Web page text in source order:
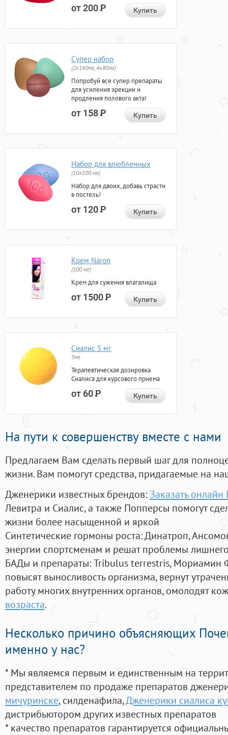
от 200Р Купить
Супер набор
(2х160мг, 4х80мг)
Попробуй все супер препараты
для усиления эрекции и
продления полового акта!
от 158Р Купить
Набор для влюбленных
(10х100 мг)
Набор для двоих, добавь страсти
в постель!
от 120Р Купить
Крем Naron
(100 мг)
Крем для сужения влагалища
от 1500Р Купить
Сиалис 5 мг
5мг
Терапевтическая дозировка
Сиалиса для курсового приема
от 60Р Купить
На пути к совершенству вместе с нами
Предлагаем Вам сделать первый шаг для
жизни. Вам помогут средства, придагаемые на
Дженерики известных брендов: Заказать
Левитра и Сиалис, а также Попперсы помогут
жизни более насыщенной и яркой
Синтетические гормоны роста: Динатроп,
энергии спортсменам и решат проблемы
БАДы и препараты:Tribulus terrestris, Мориамин
повысят выносливость организма, вернут
работу многих внутренних органов, омолодят
возраста.
Несколько причино объясняющих
именно у нас?
* Мы являемся первым и единственным на
представителем по продаже препаратов
мичуринске, силденафила,Дженерики сиалиса
дистрибьютором других известных препаратов
* качество препаратов гарантируется